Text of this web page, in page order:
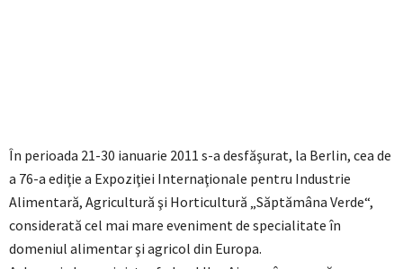
În perioada 21-30 ianuarie 2011 s-a desfăşurat, la Berlin, cea de
a 76-a ediţie a Expoziţiei Internaţionale pentru Industrie
Alimentară, Agricultură şi Horticultură „Săptămâna Verde“,
considerată cel mai mare eveniment de specialitate în
domeniul alimentar şi agricol din Europa.